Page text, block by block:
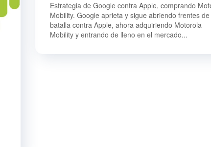
Estrategia de Google contra Apple, comprando
Mobility. Google aprieta y sigue abriendo frentes de
batalla contra Apple, ahora adquiriendo Motorola
Mobility y entrando de lleno en el mercado...